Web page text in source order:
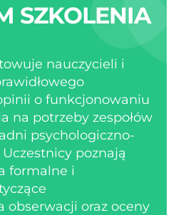
SZKOLENIA
nauczycieli i
o funkcjonowaniu
na potrzeby zespołów
psychologiczno-
poznają
formalne i
oraz oceny